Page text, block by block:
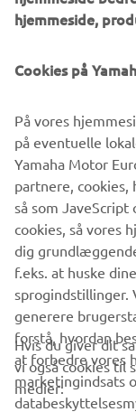
VIRKSOMHED
hjemmeside,
Cookies på
På vores
på eventuelle
Yamaha Motor
partnere, cookies,
så som
cookies, så vores
dig
f.eks. at huske
sprogindstillinger.
generere
forstå, hvordan
at forbedre vores
marketingindsats
Hvis du giver dit
vi også cookies til
medier: